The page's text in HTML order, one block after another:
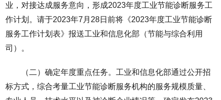
业，对接达成服务意向，形成2023年度工业节能诊断服务工
作计划。请于2023年7月28日前将《2023年度工业节能诊断
服务工作计划表》报送工业和信息化部（节能与综合利用
司）。
（二）确定年度重点任务。工业和信息化部通过公开招
标方式，综合考量工业节能诊断服务机构的服务规模质量、